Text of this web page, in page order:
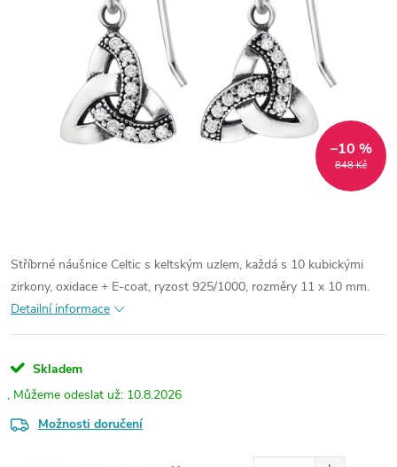
848 Kč
–10 %
Stříbrné náušnice Celtic s keltským uzlem, každá s 10 kubickými
zirkony, oxidace + E-coat, ryzost 925/1000, rozměry 11 x 10 mm.
Detailní informace
Skladem
10.8.2026
Možnosti doručení